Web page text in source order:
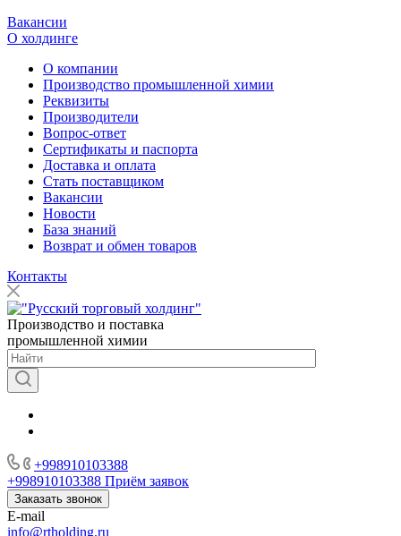
Вакансии
О холдинге
О компании
Производство промышленной химии
Реквизиты
Производители
Вопрос-ответ
Сертификаты и паспорта
Доставка и оплата
Стать поставщиком
Вакансии
Новости
База знаний
Возврат и обмен товаров
Контакты
Производство и поставка
промышленной химии
+998910103388
+998910103388 Приём заявок
Заказать звонок
E-mail
info@rtholding.ru